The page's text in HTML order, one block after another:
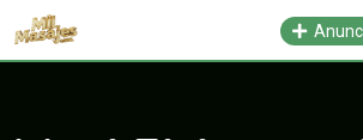
Saltar